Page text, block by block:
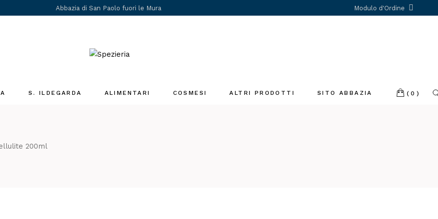
Abbazia di San Paolo fuori le Mura Modulo d'Ordine
S. ILDEGARDA ALIMENTARI COSMESI ALTRI PRODOTTI SITO ABBAZIA (0)
200ml